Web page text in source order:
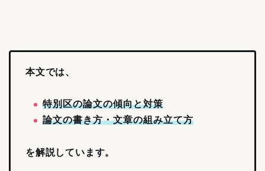
本文では、
特別区の論文の傾向と対策
論文の書き方・文章の組み立て方
を解説しています。